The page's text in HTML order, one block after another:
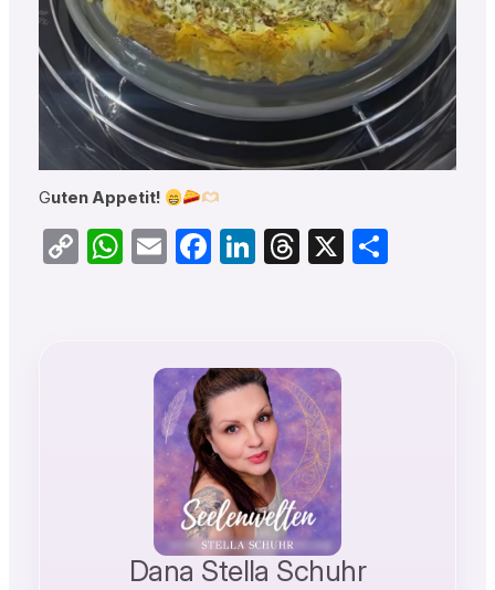
Guten Appetit!
CopyWhatsApp
EmailFacebook
LinkedIn
Threads
X Teilen
Dana Stella Schuhr